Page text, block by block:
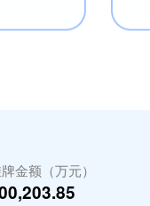
金额（万元）